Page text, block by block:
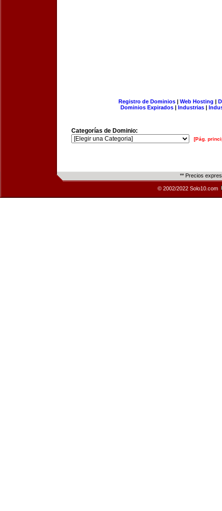
Registro de Dominios| Web Hosting |
Dominios Expirados | Industrias |
Categorías de Dominio:
[Pág.
** Precios
© 2002/2022 Solo10.com